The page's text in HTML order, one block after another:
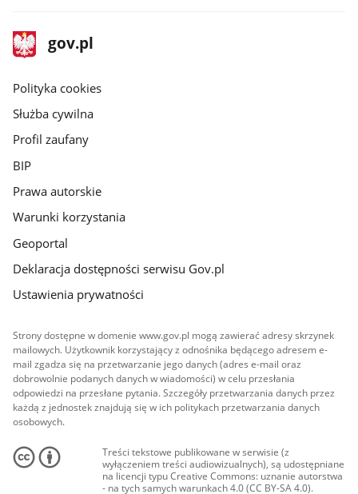
stopka
gov.pl
Strona
gov.pl
gov.pl
Polityka cookies
Służba cywilna
Profil zaufany
BIP
Prawa autorskie
Warunki korzystania
Geoportal
Deklaracja dostępności serwisu Gov.pl
Ustawienia prywatności
Strony dostępne w domenie www.gov.pl mogą zawierać adresy skrzynek
mailowych. Użytkownik korzystający z odnośnika będącego adresem e-
mail zgadza się na przetwarzanie jego danych (adres e-mail oraz
dobrowolnie podanych danych w wiadomości) w celu przesłania
odpowiedzi na przesłane pytania. Szczegóły przetwarzania danych przez
każdą z jednostek znajdują się w ich politykach przetwarzania danych
osobowych.
Treści tekstowe publikowane w serwisie (z
wyłączeniem treści audiowizualnych), są udostępniane
na licencji typu Creative Commons: uznanie autorstwa
- na tych samych warunkach 4.0 (CC BY-SA 4.0).